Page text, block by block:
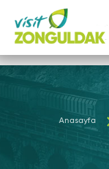
Anasayfa